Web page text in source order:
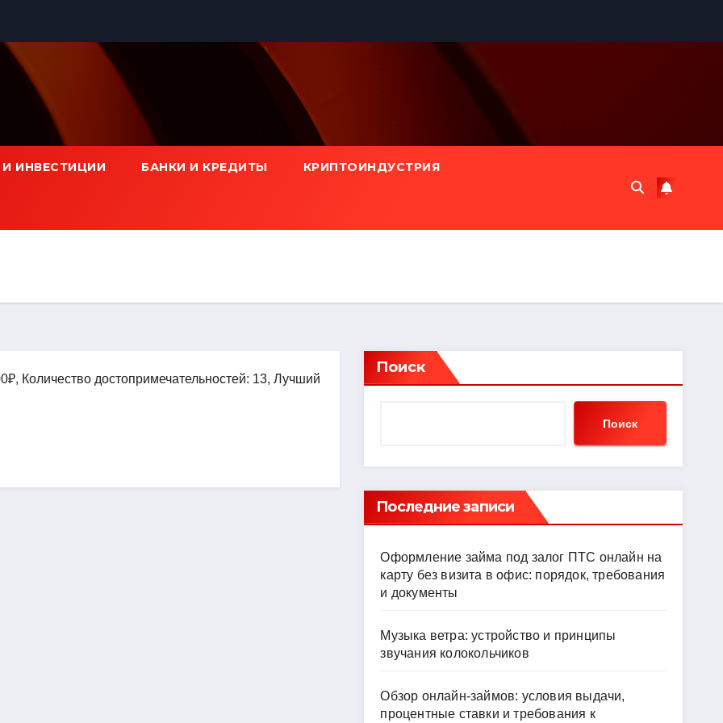
И ИНВЕСТИЦИИ БАНКИ И КРЕДИТЫ КРИПТОИНДУСТРИЯ
Количество достопримечательностей: 13, Лучший
Поиск
Поиск
Последние записи
Оформление займа под залог ПТС онлайн на
карту без визита в офис: порядок, требования
и документы
Музыка ветра: устройство и принципы
звучания колокольчиков
Обзор онлайн-займов: условия выдачи,
процентные ставки и требования к